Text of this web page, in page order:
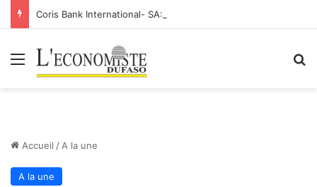
Menu
Accueil / A la une
A la une